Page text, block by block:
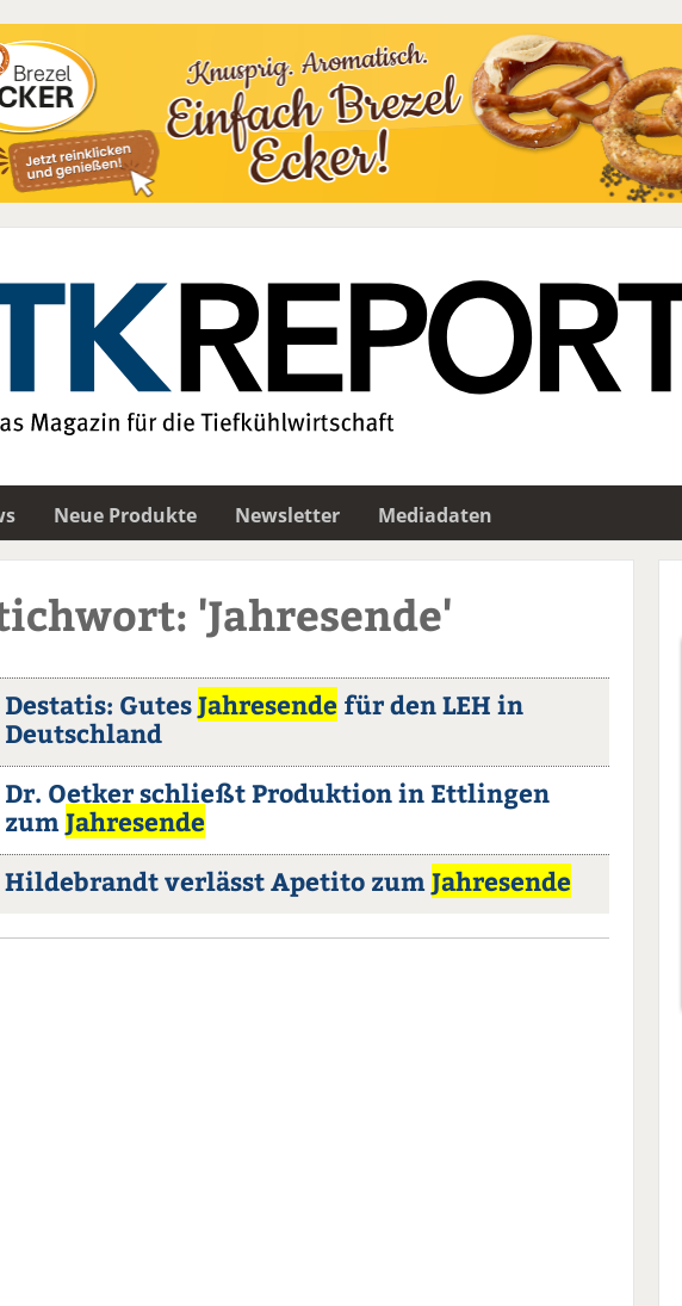
Neue Produkte Newsletter
Mediadaten
'Jahresende'
Destatis: GutesJahresende für den LEH in
Deutschland
Dr. Oetker schließt Produktion in Ettlingen
zumJahresende
Hildebrandt verlässt Apetito zumJahresende